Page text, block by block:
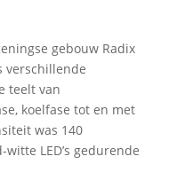
gebouw Radix
verschillende
teelt van
koelfase tot en met
was 140
LED’s gedurende